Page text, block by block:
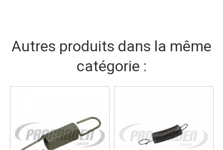
Autres produits dans la même
catégorie :